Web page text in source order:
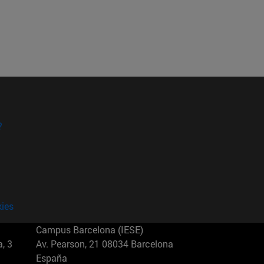
3
Campus Barcelona (IESE)
Av. Pearson, 21 08034 Barcelona
España